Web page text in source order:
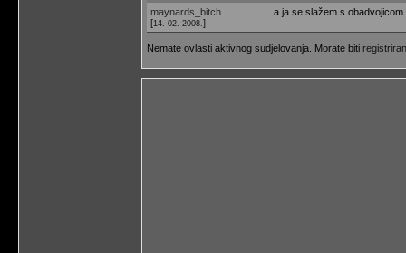
maynards_bitch
[14. 02. 2008. ]
a ja se slažem s obadvojicom
Nemate ovlasti aktivnog sudjelovanja. Morate biti